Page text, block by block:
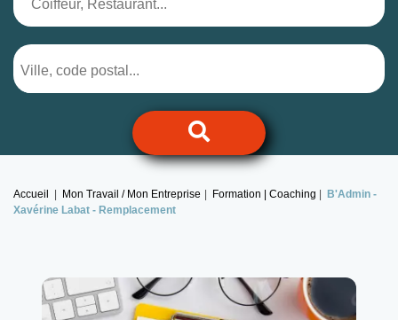
Accueil Mon Travail / Mon Entreprise Formation | Coaching
B'Admin -
Xavérine Labat - Remplacement